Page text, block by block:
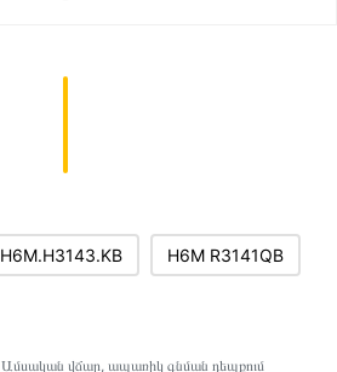
H6M.H3143.KB H6M R3141QB
Ամսական վճար, ապառիկ գնման դեպքում